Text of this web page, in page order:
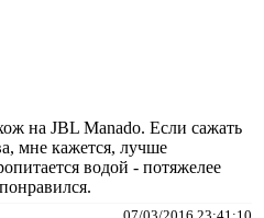
на JBL Manado. Если сажать
мне кажется, лучше
водой - потяжелее